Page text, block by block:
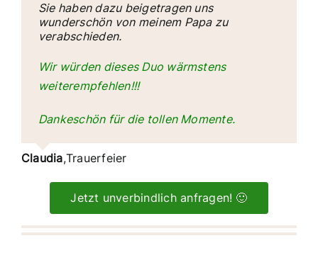
Sie haben dazu beigetragen uns
wunderschön von meinem Papa zu
verabschieden.
Wir würden dieses Duo wärmstens
weiterempfehlen!!!
Dankeschön für die tollen Momente.
Claudia,Trauerfeier
Jetzt unverbindlich anfragen! 🙂